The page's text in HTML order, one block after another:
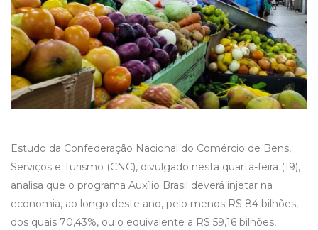
Estudo da Confederação Nacional do Comércio de Bens,
Serviços e Turismo (CNC), divulgado nesta quarta-feira (19),
analisa que o programa Auxílio Brasil deverá injetar na
economia, ao longo deste ano, pelo menos R$ 84 bilhões,
dos quais 70,43%, ou o equivalente a R$ 59,16 bilhões,